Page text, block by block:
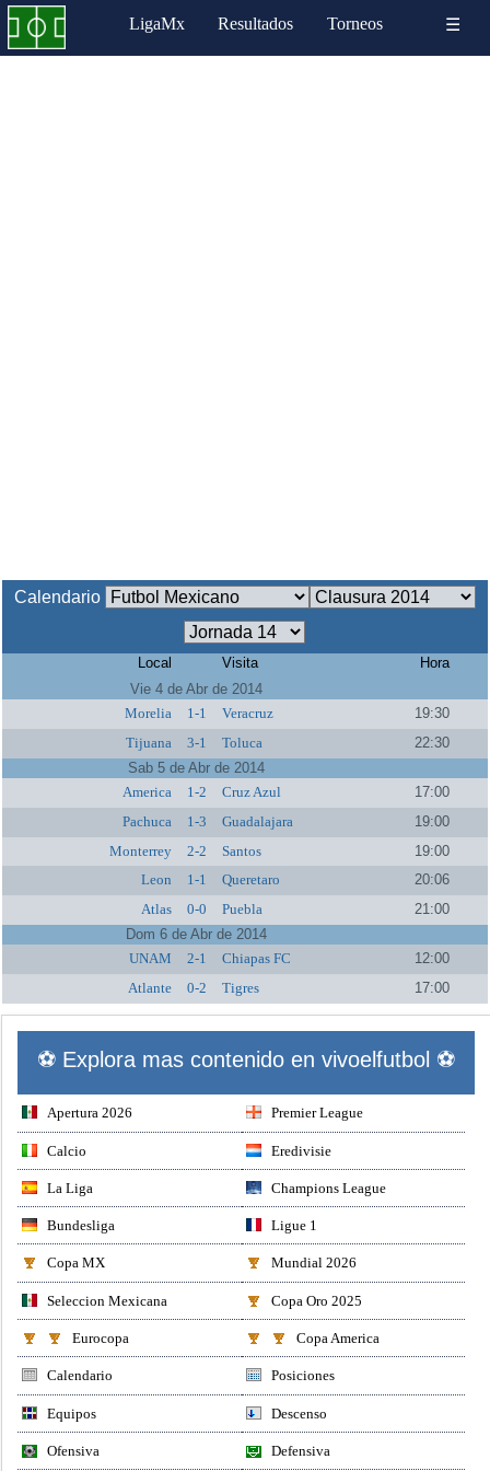
LigaMx Resultados Torneos ☰
Calendario
Local Visita
Hora
Vie 4 de Abr de 2014
Morelia
1-1 Veracruz
19:30
Tijuana
3-1 Toluca
22:30
Sab 5 de Abr de 2014
America
1-2 Cruz Azul
17:00
Pachuca
1-3 Guadalajara
19:00
Monterrey
2-2 Santos
19:00
Leon
1-1 Queretaro
20:06
Atlas
0-0 Puebla
21:00
Dom 6 de Abr de 2014
UNAM
2-1 Chiapas FC
12:00
Atlante
0-2 Tigres 17:00
⚽ Explora mas contenido en vivoelfutbol ⚽
Apertura 2026 Premier League
Calcio Eredivisie
La Liga Champions League
Bundesliga Ligue 1
Copa MX Mundial 2026
Seleccion Mexicana Copa Oro 2025
Eurocopa Copa America
Calendario Posiciones
Equipos Descenso
Ofensiva Defensiva